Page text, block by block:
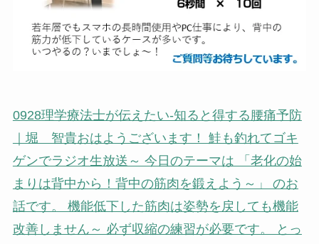
0928理学療法士が伝えたい-知ると得する腰痛予防
｜堀 智貴おはようございます！ 鮭も釣れてゴキ
ゲンでラジオ生放送～ 今日のテーマは 「老化の始
まりは背中から！背中の筋肉を鍛えよう～」 のお
話です。 機能低下した筋肉は姿勢を戻しても機能
改善しません～ 必ず収縮の練習が必要です。 とっ